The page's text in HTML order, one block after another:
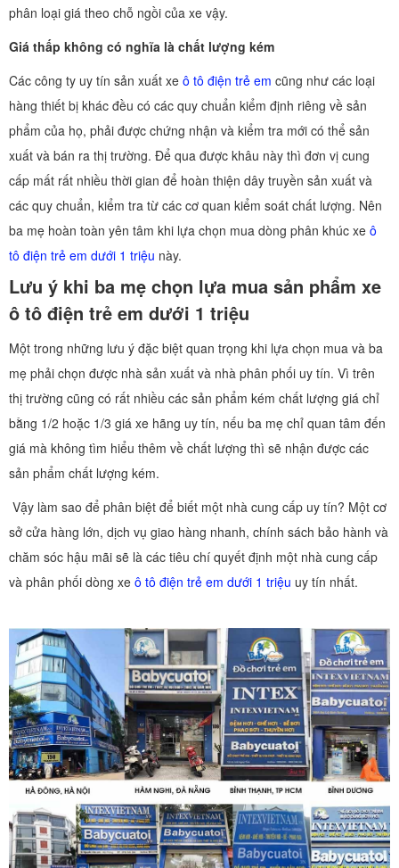
phân loại giá theo chỗ ngồi của xe vậy.
Giá thấp không có nghĩa là chất lượng kém
Các công ty uy tín sản xuất xe ô tô điện trẻ em cũng như các loại
hàng thiết bị khác đều có các quy chuẩn kiểm định riêng về sản
phẩm của họ, phải được chứng nhận và kiểm tra mới có thể sản
xuất và bán ra thị trường. Để qua được khâu này thì đơn vị cung
cấp mất rất nhiều thời gian để hoàn thiện dây truyền sản xuất và
các quy chuẩn, kiểm tra từ các cơ quan kiểm soát chất lượng. Nên
ba mẹ hoàn toàn yên tâm khi lựa chọn mua dòng phân khúc xe ô
tô điện trẻ em dưới 1 triệu này.
Lưu ý khi ba mẹ chọn lựa mua sản phẩm xe
ô tô điện trẻ em dưới 1 triệu
Một trong những lưu ý đặc biệt quan trọng khi lựa chọn mua và ba
mẹ phải chọn được nhà sản xuất và nhà phân phối uy tín. Vì trên
thị trường cũng có rất nhiều các sản phẩm kém chất lượng giá chỉ
bằng 1/2 hoặc 1/3 giá xe hãng uy tín, nếu ba mẹ chỉ quan tâm đến
giá mà không tìm hiểu thêm về chất lượng thì sẽ nhận được các
sản phẩm chất lượng kém.
Vậy làm sao để phân biệt để biết một nhà cung cấp uy tín? Một cơ
sở cửa hàng lớn, dịch vụ giao hàng nhanh, chính sách bảo hành và
chăm sóc hậu mãi sẽ là các tiêu chí quyết định một nhà cung cấp
và phân phối dòng xe ô tô điện trẻ em dưới 1 triệu uy tín nhất.